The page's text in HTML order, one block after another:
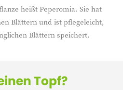
heißt Peperomia. Sie hat
Blättern und ist pflegeleicht,
Blättern speichert.
Topf?